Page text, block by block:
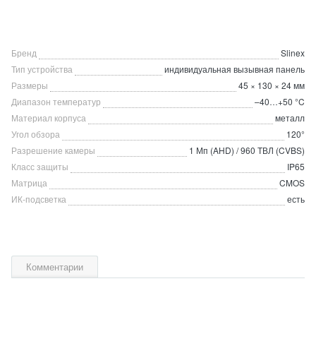
Бренд
Slinex
Тип устройства
индивидуальная вызывная панель
Размеры
45 × 130 × 24 мм
Диапазон температур
–40…+50 °C
Материал корпуса
металл
Угол обзора
120°
Разрешение камеры
1 Мп (AHD) / 960 ТВЛ (CVBS)
Класс защиты
IP65
Матрица
CMOS
ИК-подсветка
есть
Комментарии